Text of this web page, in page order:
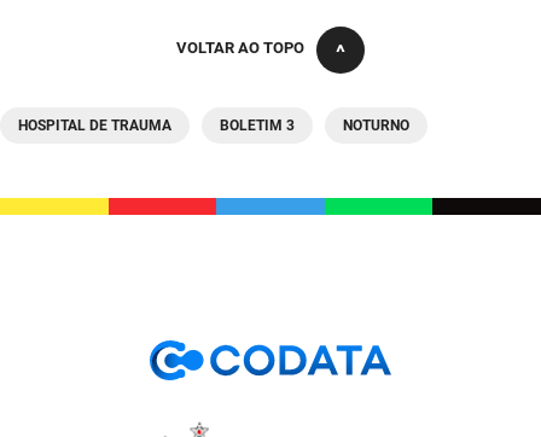
VOLTAR AO TOPO
HOSPITAL DE TRAUMA BOLETIM 3 NOTURNO